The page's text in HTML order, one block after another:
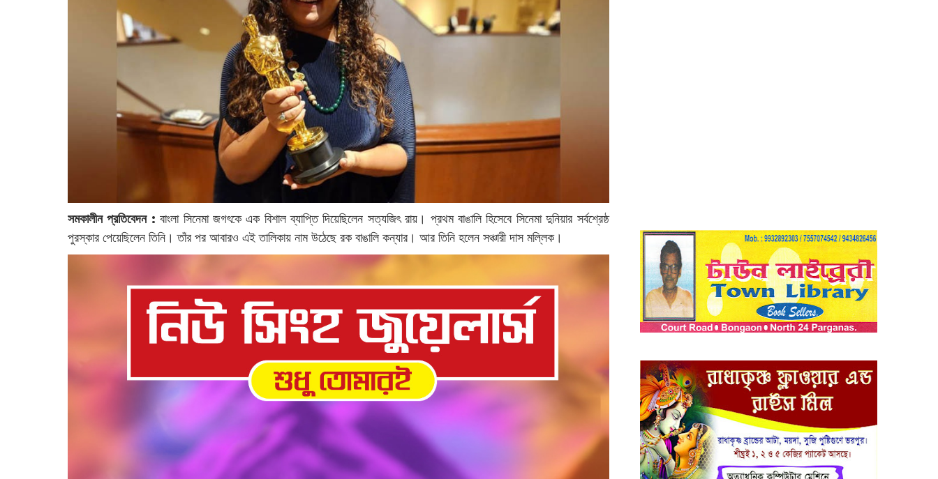
সমকালীন প্রতিবেদন : বাংলা সিনেমা জগৎকে এক বিশাল ব্যাপ্তি দিয়েছিলেন সত্যজিৎ রায়। প্রথম বাঙালি হিসেবে সিনেমা দুনিয়ার সর্বশ্রেষ্ঠ
পুরস্কার পেয়েছিলেন তিনি। তাঁর পর আবারও এই তালিকায় নাম উঠেছে রক বাঙালি কন্যার। আর তিনি হলেন সঞ্চারী দাস মল্লিক।